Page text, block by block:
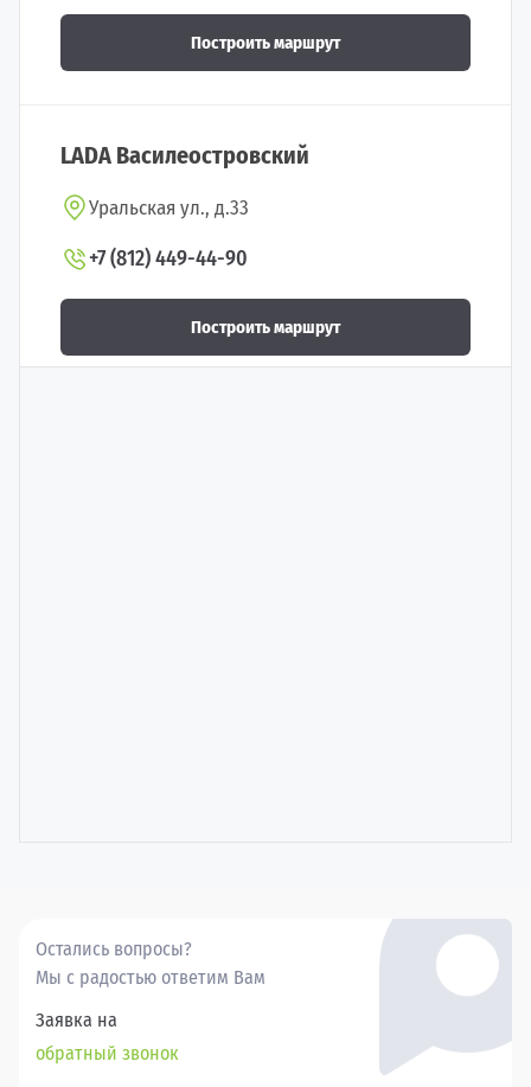
Построить маршрут
LADA Василеостровский
Уральская ул., д.33
+7 (812) 449-44-90
Построить маршрут
Остались вопросы?
Мы с радостью ответим Вам
Заявка на
обратный звонок